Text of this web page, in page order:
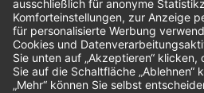
Sendung verfolgen